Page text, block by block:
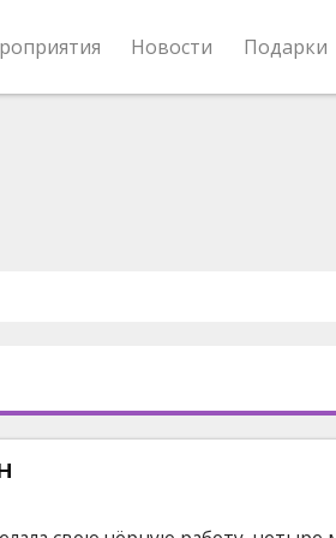
Новости Подарки